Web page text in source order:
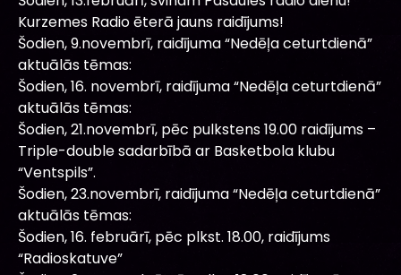
Kurzemes Radio ēterā jauns raidījums!
Šodien, 9.novembrī, raidījuma “Nedēļa ceturtdienā”
aktuālās tēmas:
Šodien, 16. novembrī, raidījuma “Nedēļa ceturtdienā”
aktuālās tēmas:
Šodien, 21.novembrī, pēc pulkstens 19.00 raidījums –
Triple-double sadarbībā ar Basketbola klubu
“Ventspils”.
Šodien, 23.novembrī, raidījuma “Nedēļa ceturtdienā”
aktuālās tēmas:
Šodien, 16. februārī, pēc plkst. 18.00, raidījums
“Radioskatuve”